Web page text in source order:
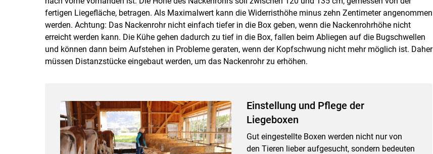
fertigen Liegefläche, betragen. Als Maximalwert kann die Widerristhöhe minus zehn Zentimeter angenommen
werden. Achtung: Das Nackenrohr nicht einfach tiefer in die Box geben, wenn die Nackenrohrhöhe nicht
erreicht werden kann. Die Kühe gehen dadurch zu tief in die Box, fallen beim Abliegen auf die Bugschwellen
und können dann beim Aufstehen in Probleme geraten, wenn der Kopfschwung nicht mehr möglich ist. Daher
müssen Distanzstücke eingebaut werden, um das Nackenrohr zu erhöhen.
Einstellung und Pflege der
Liegeboxen
Gut eingestellte Boxen werden nicht nur von
den Tieren lieber aufgesucht, sondern bedeuten